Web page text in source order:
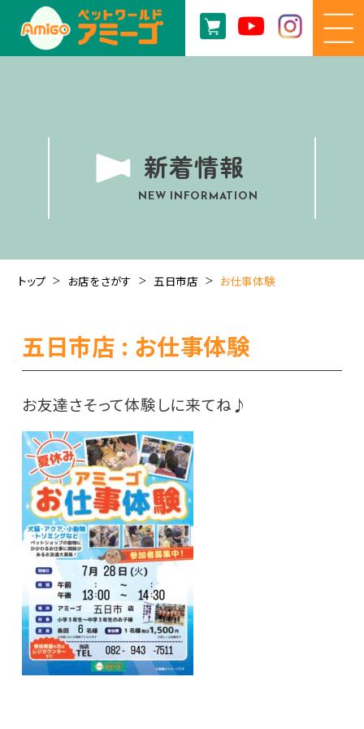
新着情報
NEW INFORMATION
トップ お店をさがす 五日市店 お仕事体験
五日市店 : お仕事体験
お友達さそって体験しに来てね♪